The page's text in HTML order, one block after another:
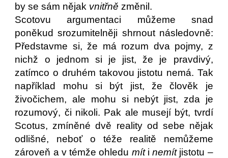
by se sám nějak vnitřně změnil.
Scotovu argumentaci můžeme snad
poněkud srozumitelněji shrnout následovně:
Představme si, že má rozum dva pojmy, z
nichž o jednom si je jist, že je pravdivý,
zatímco o druhém takovou jistotu nemá. Tak
například mohu si být jist, že člověk je
živočichem, ale mohu si nebýt jist, zda je
rozumový, či nikoli. Pak ale musejí být, tvrdí
Scotus, zmíněné dvě reality od sebe nějak
odlišné, neboť o téže realitě nemůžeme
zároveň a v témže ohledu mítinemítjistotu –